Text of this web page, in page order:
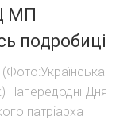
МП
подробиці
Напередодні Дня
патріарха